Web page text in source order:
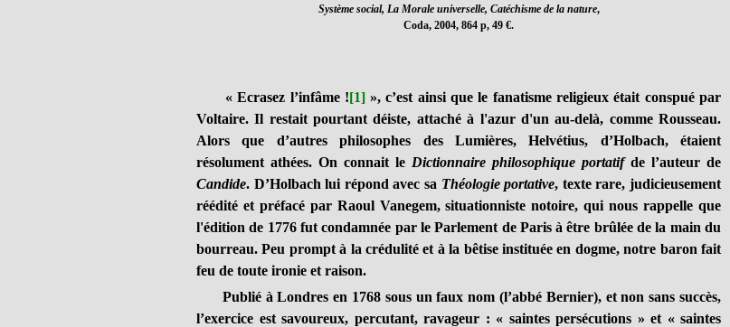
Système social, La Morale universelle, Catéchisme de la nature,
Coda, 2004, 864 p, 49 €.
« Ecrasez l’infâme ![1]», c’est ainsi que le fanatisme religieux était conspué par
Voltaire. Il restait pourtant déiste, attaché à l'azur d'un au-delà, comme Rousseau.
Alors que d’autres philosophes des Lumières, Helvétius, d’Holbach, étaient
résolument athées. On connait le Dictionnaire philosophique portatifde l’auteur de
Candide. D’Holbach lui répond avec sa Théologie portative, texte rare, judicieusement
réédité et préfacé par Raoul Vanegem, situationniste notoire, qui nous rappelle que
l'édition de 1776 fut condamnée par le Parlement de Paris à être brûlée de la main du
bourreau.Peu prompt à la crédulité et à la bêtise instituée en dogme, notre baron fait
feu de toute ironie et raison.
Publié à Londres en 1768 sous un faux nom (l’abbé Bernier), et non sans succès,
l’exercice est savoureux, percutant, ravageur : « saintes persécutions » et « saintes